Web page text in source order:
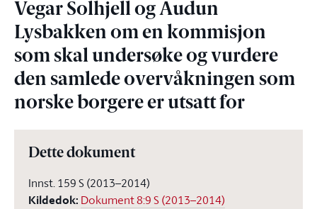
Vegar Solhjell og Audun
Lysbakken om en kommisjon
som skal undersøke og vurdere
den samlede overvåkningen som
norske borgere er utsatt for
Dette dokument
Innst. 159 S (2013–2014)
Kildedok: Dokument 8:9 S (2013–2014)